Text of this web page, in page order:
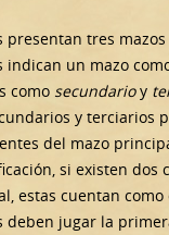
presentan tres
indican un mazo
como secundarioy
y terciarios
del mazo
si existen dos
estas cuentan como
deben jugar la